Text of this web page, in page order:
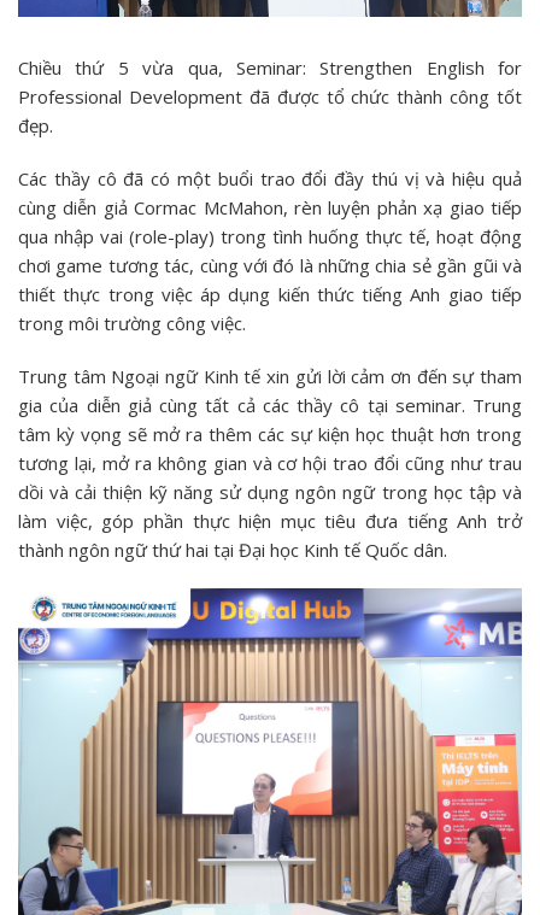
Chiều thứ 5 vừa qua, Seminar: Strengthen English for
Professional Development đã được tổ chức thành công tốt
đẹp.
Các thầy cô đã có một buổi trao đổi đầy thú vị và hiệu quả
cùng diễn giả Cormac McMahon, rèn luyện phản xạ giao tiếp
qua nhập vai (role-play) trong tình huống thực tế, hoạt động
chơi game tương tác, cùng với đó là những chia sẻ gần gũi và
thiết thực trong việc áp dụng kiến thức tiếng Anh giao tiếp
trong môi trường công việc.
Trung tâm Ngoại ngữ Kinh tế xin gửi lời cảm ơn đến sự tham
gia của diễn giả cùng tất cả các thầy cô tại seminar. Trung
tâm kỳ vọng sẽ mở ra thêm các sự kiện học thuật hơn trong
tương lại, mở ra không gian và cơ hội trao đổi cũng như trau
dồi và cải thiện kỹ năng sử dụng ngôn ngữ trong học tập và
làm việc, góp phần thực hiện mục tiêu đưa tiếng Anh trở
thành ngôn ngữ thứ hai tại Đại học Kinh tế Quốc dân.